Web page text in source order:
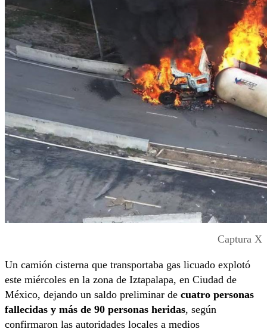
Captura X
Un camión cisterna que transportaba gas licuado explotó
este miércoles en la zona de Iztapalapa, en Ciudad de
México, dejando un saldo preliminar de cuatro personas
fallecidas y más de 90 personas heridas, según
confirmaron las autoridades locales a medios